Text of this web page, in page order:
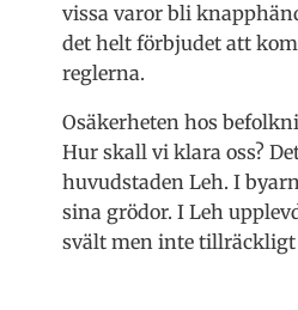
vissa varor bli
det helt förbjudet att
reglerna.
Osäkerheten hos
Hur skall vi klara oss?
huvudstaden Leh. I
sina grödor. I Leh
svält men inte